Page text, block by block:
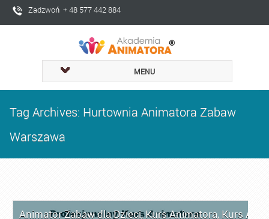
Zadzwoń + 48 577 442 884
MENU
Tag Archives: Hurtownia Animatora Zabaw
Warszawa
Animator Zabaw dla Dzieci,Kurs Animatora, Kurs